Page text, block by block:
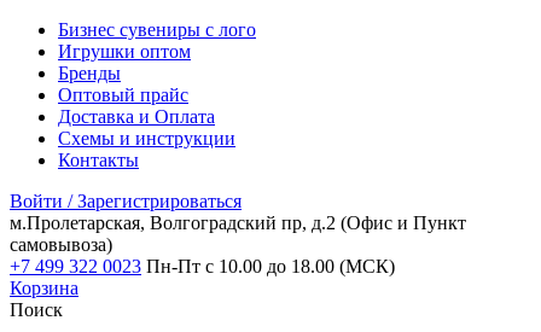
Бизнес сувениры с лого
Игрушки оптом
Бренды
Оптовый прайс
Доставка и Оплата
Схемы и инструкции
Контакты
Войти / Зарегистрироваться
м.Пролетарская, Волгоградский пр, д.2 (Офис и Пункт
самовывоза)
+7 499 322 0023 Пн-Пт с 10.00 до 18.00 (МСК)
Корзина
Поиск